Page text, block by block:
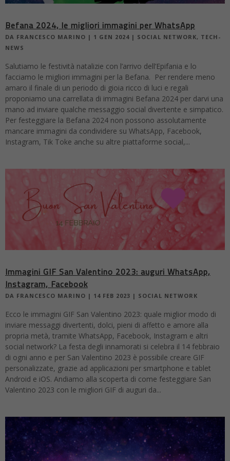
Befana 2024, le migliori immagini per WhatsApp
DA FRANCESCO MARINO | 1 GEN 2024 | SOCIAL NETWORK, TECH-
NEWS
Salutiamo le festività natalizie con l’arrivo dell’Epifania e lo
facciamo le migliori immagini per la Befana. Per rendere meno
amaro il finale di un periodo di gioia ricco di luci e regali
proponiamo una carrellata di immagini Befana 2024 per darvi una
mano ad inviare qualche messaggio social divertente e simpatico.
Per festeggiare la Befana 2024 non possono assolutamente
mancare immagini da condividere su WhatsApp, Facebook,
Instagram, Tik Toke anche su altre piattaforme social,...
Immagini GIF San Valentino 2023: auguri WhatsApp,
Instagram, Facebook
DA FRANCESCO MARINO | 14 FEB 2023 | SOCIAL NETWORK
Ecco le immagini GIF San Valentino 2023: quale miglior modo di
inviare messaggi divertenti, dolci, pieni di affetto e amore alla
propria metà, tramite WhatsApp, Facebook, Instagram e altri
social network? La festa degli innamorati si celebra il 14 febbraio
di ogni anno e per San Valentino 2023 è possibile creare GIF
personalizzate, grazie ad applicazioni per smartphone e tablet
Android e iOS. Andiamo alla scoperta di come festeggiare San
Valentino 2023 con le migliori GIF di auguri da...